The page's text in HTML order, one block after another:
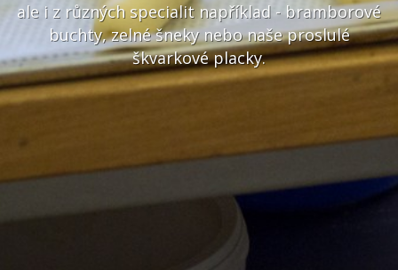
ale i z různých specialit například - bramborové
buchty, zelné šneky nebo naše proslulé
škvarkové placky.